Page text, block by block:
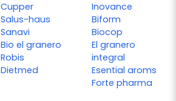
Cupper
Salus-haus
Sanavi
Bio el granero
Robis
Dietmed
Inovance
Biform
Biocop
El granero
integral
Esential aroms
Forte pharma